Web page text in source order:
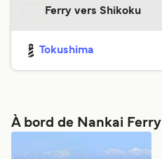
Ferry vers Shikoku
Tokushima
À bord de Nankai Ferry